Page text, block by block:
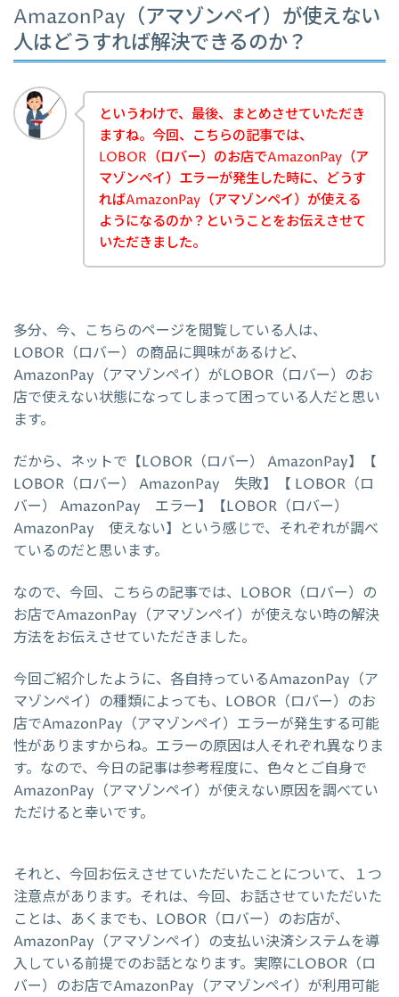
AmazonPay（アマゾンペイ）が使えない
人はどうすれば解決できるのか？
というわけで、最後、まとめさせていただき
ますね。今回、こちらの記事では、
LOBOR（ロバー）のお店でAmazonPay（ア
マゾンペイ）エラーが発生した時に、どうす
ればAmazonPay（アマゾンペイ）が使える
ようになるのか？ということをお伝えさせて
いただきました。
多分、今、こちらのページを閲覧している人は、
LOBOR（ロバー）の商品に興味があるけど、
AmazonPay（アマゾンペイ）がLOBOR（ロバー）のお
店で使えない状態になってしまって困っている人だと思い
ます。
だから、ネットで【LOBOR（ロバー） AmazonPay】【
LOBOR（ロバー） AmazonPay 失敗】【 LOBOR（ロ
バー） AmazonPay エラー】【LOBOR（ロバー）
AmazonPay 使えない】という感じで、それぞれが調べ
ているのだと思います。
なので、今回、こちらの記事では、LOBOR（ロバー）の
お店でAmazonPay（アマゾンペイ）が使えない時の解決
方法をお伝えさせていただきました。
今回ご紹介したように、各自持っているAmazonPay（ア
マゾンペイ）の種類によっても、LOBOR（ロバー）のお
店でAmazonPay（アマゾンペイ）エラーが発生する可能
性がありますからね。エラーの原因は人それぞれ異なりま
す。なので、今日の記事は参考程度に、色々とご自身で
AmazonPay（アマゾンペイ）が使えない原因を調べてい
ただけると幸いです。
それと、今回お伝えさせていただいたことについて、１つ
注意点があります。それは、今回、お話させていただいた
ことは、あくまでも、LOBOR（ロバー）のお店が、
AmazonPay（アマゾンペイ）の支払い決済システムを導
入している前提でのお話となります。実際にLOBOR（ロ
バー）のお店でAmazonPay（アマゾンペイ）が利用可能